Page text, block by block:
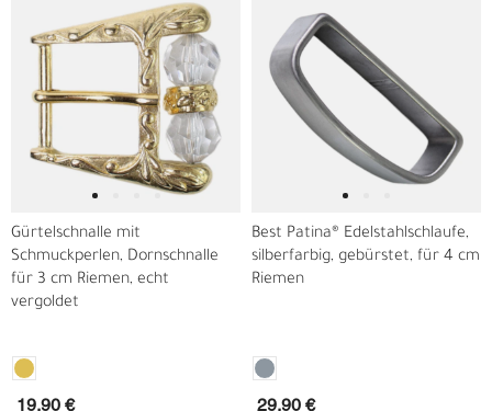
Gürtelschnalle mit
Schmuckperlen, Dornschnalle
für 3 cm Riemen, echt
vergoldet
19,90 €
Best Patina® Edelstahlschlaufe,
silberfarbig, gebürstet, für 4 cm
Riemen
29,90 €